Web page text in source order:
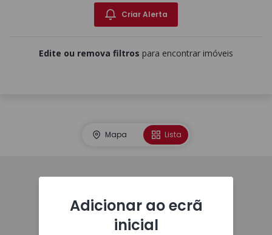
Criar Alerta
Edite ou remova filtros para encontrar imóveis
Mapa Lista
Adicionar ao ecrã
inicial